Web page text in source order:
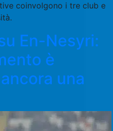
coinvolgono i tre club e
En-Nesyri:
è
una